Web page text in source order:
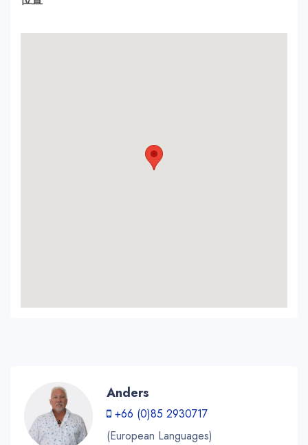
Anders
+66 (0)85 2930717
(European Languages)